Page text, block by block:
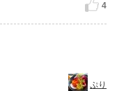
4
ぷり